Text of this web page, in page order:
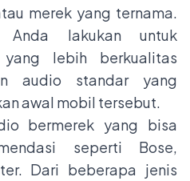
merek yang ternama.
lakukan untuk
lebih berkualitas
audio standar yang
awal mobil tersebut.
bermerek yang bisa
seperti Bose,
Dari beberapa jenis